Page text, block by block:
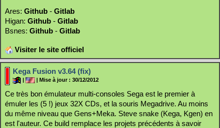
Ares: Github - Gitlab
Higan: Github - Gitlab
Bsnes: Github - Gitlab
Visiter le site officiel
Kega Fusion v3.64 (fix)
| | Mise à jour : 30/12/2012
Ce très bon émulateur multi-consoles Sega est le premier à
émuler les (5 !) jeux 32X CDs, et la souris Megadrive. Au moins
du même niveau que Gens+Meka. Steve snake (Kega, Kgen) en
est l'auteur. Ce build remplace les projets précédents à savoir